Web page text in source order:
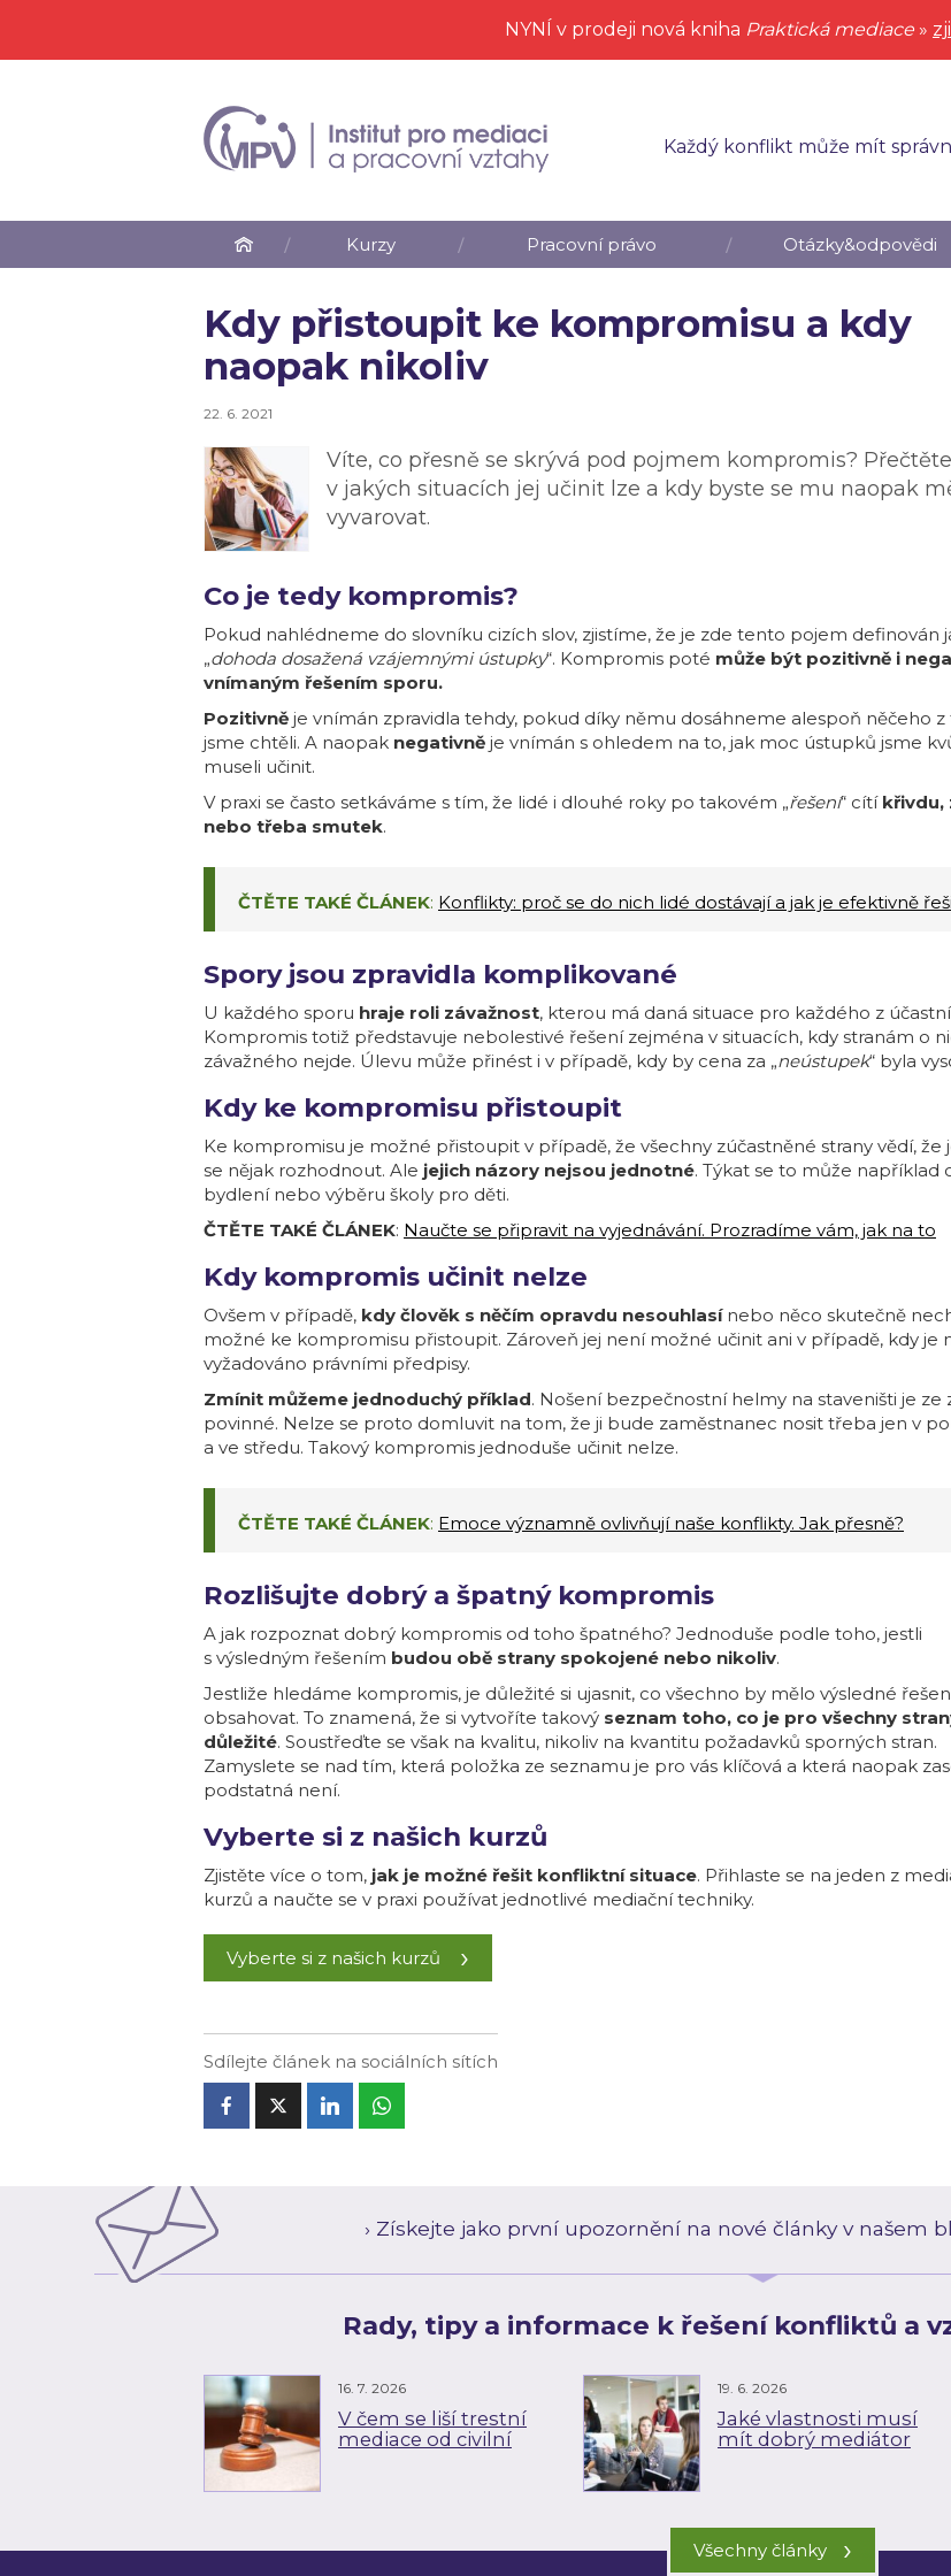
NYNÍ v prodeji nová kniha Praktická mediace »
Každý konflikt může mít
Kurzy Pracovní právo Otázky&odpovědi
Kdy přistoupit ke kompromisu a kdy
naopak nikoliv
22. 6. 2021
Víte, co přesně se skrývá pod pojmem kompromis?
v jakých situacích jej učinit lze a kdy byste se mu naopak
vyvarovat.
Co je tedy kompromis?
Pokud nahlédneme do slovníku cizích slov, zjistíme, že je zde tento pojem definován
„dohoda dosažená vzájemnými ústupky“. Kompromis poté může být pozitivně i
vnímaným řešením sporu.
Pozitivně je vnímán zpravidla tehdy, pokud díky němu dosáhneme alespoň něčeho z
jsme chtěli. A naopak negativně je vnímán s ohledem na to, jak moc ústupků jsme
museli učinit.
V praxi se často setkáváme s tím, že lidé i dlouhé roky po takovém „řešení“ cítí křivdu,
nebo třeba smutek.
ČTĚTE TAKÉ ČLÁNEK: Konflikty: proč se do nich lidé dostávají a jak je efektivně
Spory jsou zpravidla komplikované
U každého sporu hraje roli závažnost, kterou má daná situace pro každého z
Kompromis totiž představuje nebolestivé řešení zejména v situacích, kdy stranám o
závažného nejde. Úlevu může přinést i v případě, kdy by cena za „neústupek“ byla
Kdy ke kompromisu přistoupit
Ke kompromisu je možné přistoupit v případě, že všechny zúčastněné strany vědí, že
se nějak rozhodnout. Ale jejich názory nejsou jednotné. Týkat se to může například
bydlení nebo výběru školy pro děti.
ČTĚTE TAKÉ ČLÁNEK: Naučte se připravit na vyjednávání. Prozradíme vám, jak na to
Kdy kompromis učinit nelze
Ovšem v případě, kdy člověk s něčím opravdu nesouhlasínebo něco skutečně
možné ke kompromisu přistoupit. Zároveň jej není možné učinit ani v případě, kdy je
vyžadováno právními předpisy.
Zmínit můžeme jednoduchý příklad. Nošení bezpečnostní helmy na staveništi je ze
povinné. Nelze se proto domluvit na tom, že ji bude zaměstnanec nosit třeba jen v
a ve středu. Takový kompromis jednoduše učinit nelze.
ČTĚTE TAKÉ ČLÁNEK: Emoce významně ovlivňují naše konflikty. Jak přesně?
Rozlišujte dobrý a špatný kompromis
A jak rozpoznat dobrý kompromis od toho špatného? Jednoduše podle toho, jestli
s výsledným řešením budou obě strany spokojené nebo nikoliv.
Jestliže hledáme kompromis, je důležité si ujasnit, co všechno by mělo výsledné
obsahovat. To znamená, že si vytvoříte takový seznam toho, co je pro všechny
důležité. Soustřeďte se však na kvalitu, nikoliv na kvantitu požadavků sporných stran.
Zamyslete se nad tím, která položka ze seznamu je pro vás klíčová a která naopak
podstatná není.
Vyberte si z našich kurzů
Zjistěte více o tom, jak je možné řešit konfliktní situace. Přihlaste se na jeden z
kurzů a naučte se v praxi používat jednotlivé mediační techniky.
Vyberte si z našich kurzů
Sdílejte článek na sociálních sítích
› Získejte jako první upozornění na nové články v našem
Rady, tipy a informace k řešení konfliktů a
16. 7. 2026
V čem se liší trestní
mediace od civilní
19. 6. 2026
Jaké vlastnosti musí
mít dobrý mediátor
Všechny články ›